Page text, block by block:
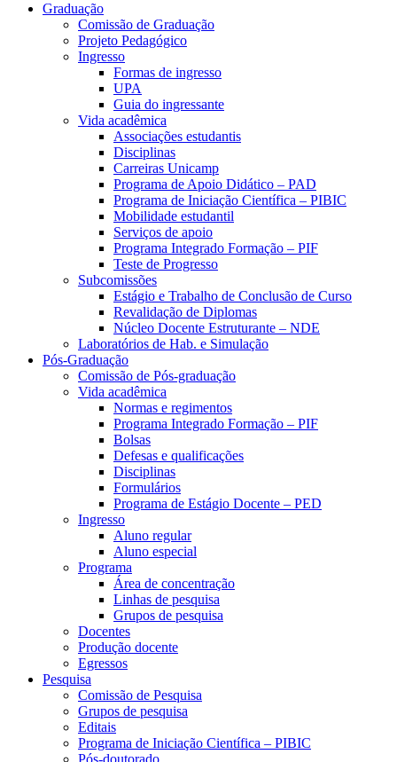
Graduação
Comissão de Graduação
Projeto Pedagógico
Ingresso
Formas de ingresso
UPA
Guia do ingressante
Vida acadêmica
Associações estudantis
Disciplinas
Carreiras Unicamp
Programa de Apoio Didático – PAD
Programa de Iniciação Científica – PIBIC
Mobilidade estudantil
Serviços de apoio
Programa Integrado Formação – PIF
Teste de Progresso
Subcomissões
Estágio e Trabalho de Conclusão de Curso
Revalidação de Diplomas
Núcleo Docente Estruturante – NDE
Laboratórios de Hab. e Simulação
Pós-Graduação
Comissão de Pós-graduação
Vida acadêmica
Normas e regimentos
Programa Integrado Formação – PIF
Bolsas
Defesas e qualificações
Disciplinas
Formulários
Programa de Estágio Docente – PED
Ingresso
Aluno regular
Aluno especial
Programa
Área de concentração
Linhas de pesquisa
Grupos de pesquisa
Docentes
Produção docente
Egressos
Pesquisa
Comissão de Pesquisa
Grupos de pesquisa
Editais
Programa de Iniciação Científica – PIBIC
Pós-doutorado